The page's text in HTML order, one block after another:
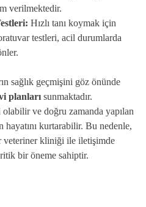
verilmektedir.
Hızlı tanı koymak için
testleri, acil durumlarda
sağlık geçmişini göz önünde
planları sunmaktadır.
ve doğru zamanda yapılan
hayatını kurtarabilir. Bu nedenle,
kliniği ile iletişimde
bir öneme sahiptir.